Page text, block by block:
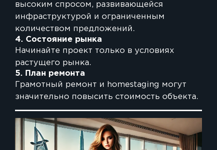
высоким спросом, развивающейся
инфраструктурой и ограниченным
количеством предложений.
4. Состояние рынка
Начинайте проект только в условиях
растущего рынка.
5. План ремонта
Грамотный ремонт и homestaging могут
значительно повысить стоимость объекта.